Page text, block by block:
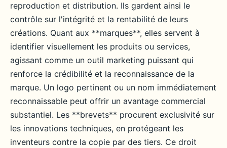
reproduction et distribution. Ils gardent ainsi le
contrôle sur l'intégrité et la rentabilité de leurs
créations. Quant aux **marques**, elles servent à
identifier visuellement les produits ou services,
agissant comme un outil marketing puissant qui
renforce la crédibilité et la reconnaissance de la
marque. Un logo pertinent ou un nom immédiatement
reconnaissable peut offrir un avantage commercial
substantiel. Les **brevets** procurent exclusivité sur
les innovations techniques, en protégeant les
inventeurs contre la copie par des tiers. Ce droit